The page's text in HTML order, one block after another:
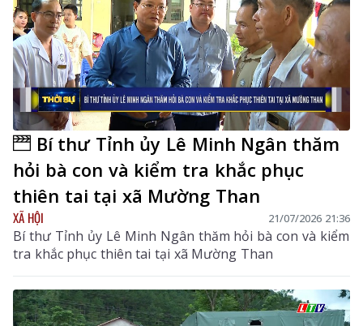
Bí thư Tỉnh ủy Lê Minh Ngân thăm
hỏi bà con và kiểm tra khắc phục
thiên tai tại xã Mường Than
XÃ HỘI 21/07/2026 21:36
Bí thư Tỉnh ủy Lê Minh Ngân thăm hỏi bà con và kiểm
tra khắc phục thiên tai tại xã Mường Than